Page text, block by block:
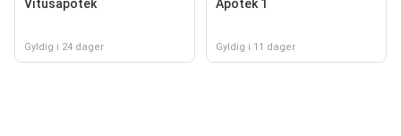
Vitusapotek
Gyldig i 24 dager
Apotek 1
Gyldig i 11 dager